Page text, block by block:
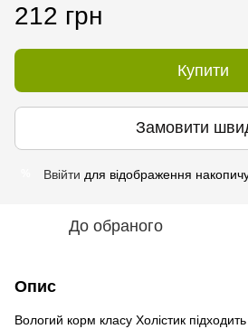
212 грн
Купити
Замовити
Ввійти для відображення
До обраного
Опис
Вологий корм класу Холістик підходить